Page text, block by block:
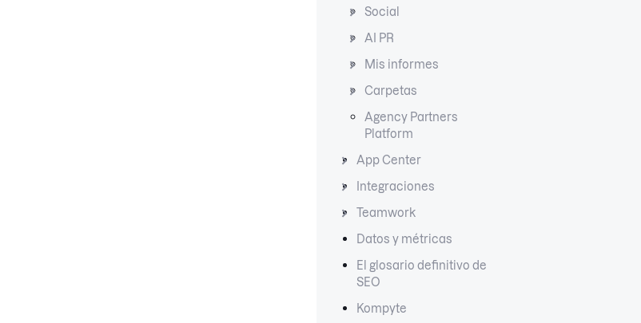
Social
AI PR
Mis informes
Carpetas
Agency Partners
Platform
App Center
Integraciones
Teamwork
Datos y métricas
El glosario definitivo de
SEO
Kompyte